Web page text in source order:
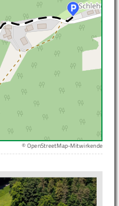
© OpenStreetMap-Mitwirkende